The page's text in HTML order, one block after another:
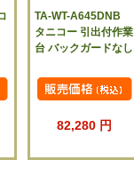
TA-WT-A645DNB
タニコー 引出付作業
台 バックガードなし
82,280 円